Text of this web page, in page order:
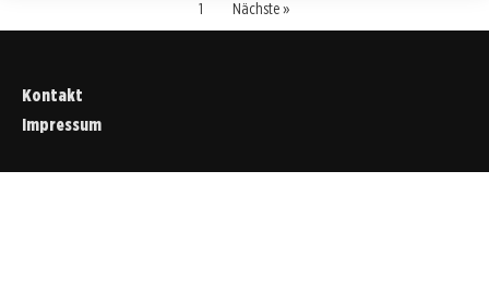
1 Nächste »
Kontakt
Impressum